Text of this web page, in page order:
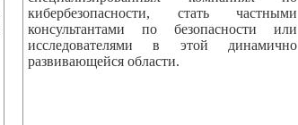
кибербезопасности, стать частными
консультантами по безопасности или
исследователями в этой динамично
развивающейся области.